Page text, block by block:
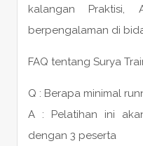
kalangan Praktisi,
berpengalaman di
FAQ tentang Surya
Q : Berapa minimal
A : Pelatihan ini
dengan 3 peserta